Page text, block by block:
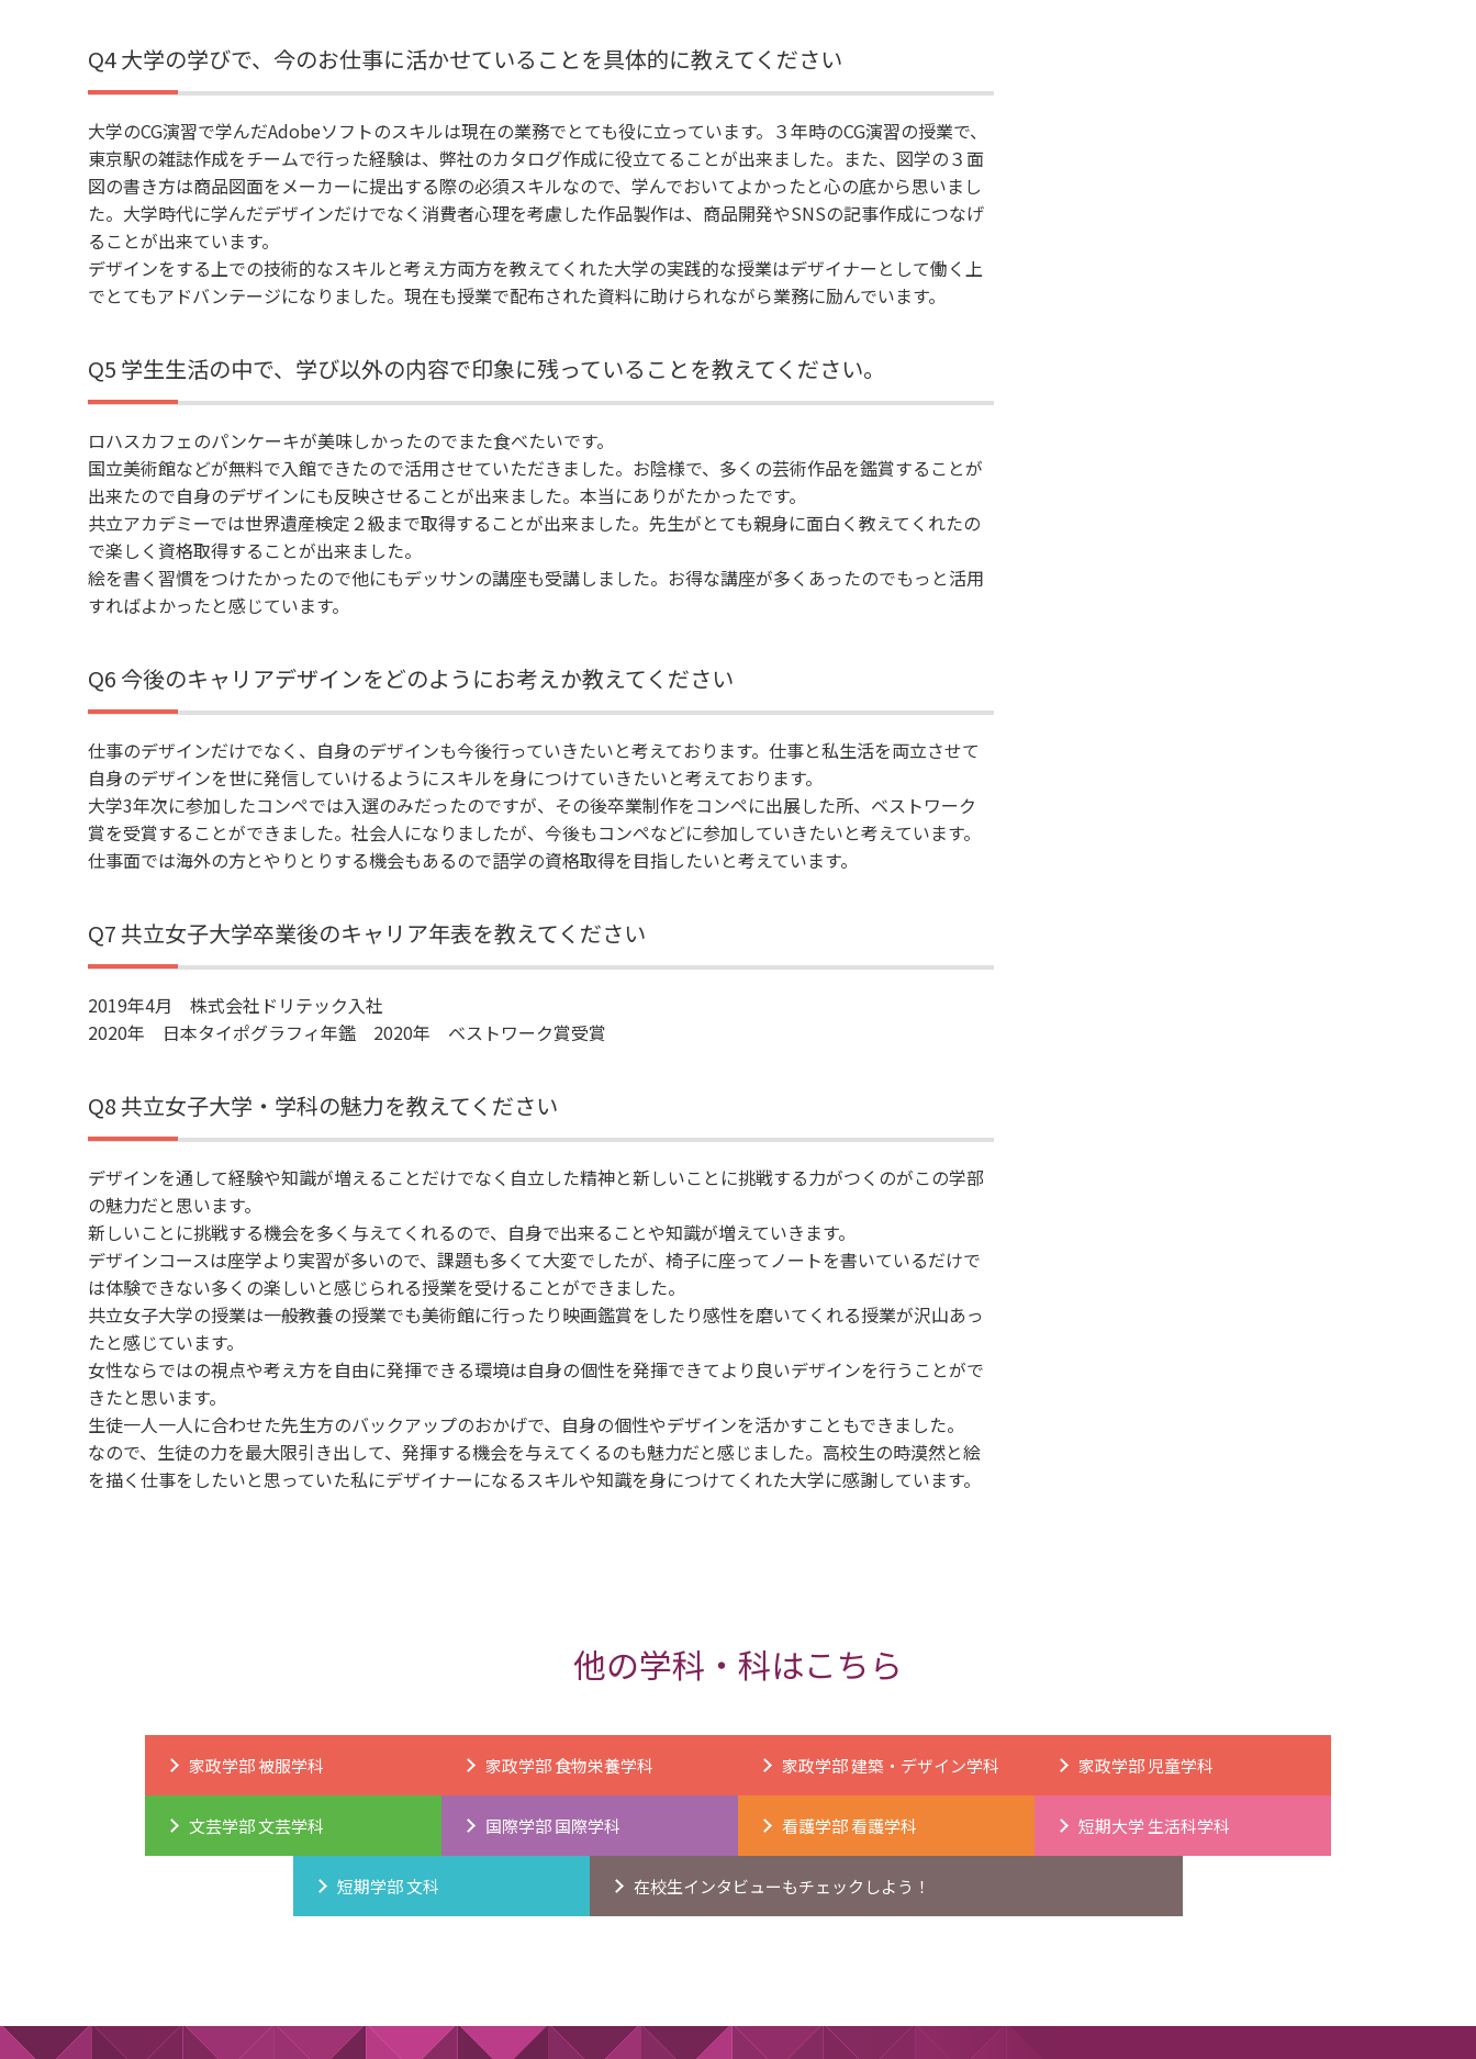
Q4 大学の学びで、今のお仕事に活かせていることを具体的に教えてください
大学のCG演習で学んだAdobeソフトのスキルは現在の業務でとても役に立っています。３年時のCG演習の授業で、
東京駅の雑誌作成をチームで行った経験は、弊社のカタログ作成に役立てることが出来ました。また、図学の３面
図の書き方は商品図面をメーカーに提出する際の必須スキルなので、学んでおいてよかったと心の底から思いまし
た。大学時代に学んだデザインだけでなく消費者心理を考慮した作品製作は、商品開発やSNSの記事作成につなげ
ることが出来ています。
デザインをする上での技術的なスキルと考え方両方を教えてくれた大学の実践的な授業はデザイナーとして働く上
でとてもアドバンテージになりました。現在も授業で配布された資料に助けられながら業務に励んでいます。
Q5 学生生活の中で、学び以外の内容で印象に残っていることを教えてください。
ロハスカフェのパンケーキが美味しかったのでまた食べたいです。
国立美術館などが無料で入館できたので活用させていただきました。お陰様で、多くの芸術作品を鑑賞することが
出来たので自身のデザインにも反映させることが出来ました。本当にありがたかったです。
共立アカデミーでは世界遺産検定２級まで取得することが出来ました。先生がとても親身に面白く教えてくれたの
で楽しく資格取得することが出来ました。
絵を書く習慣をつけたかったので他にもデッサンの講座も受講しました。お得な講座が多くあったのでもっと活用
すればよかったと感じています。
Q6 今後のキャリアデザインをどのようにお考えか教えてください
仕事のデザインだけでなく、自身のデザインも今後行っていきたいと考えております。仕事と私生活を両立させて
自身のデザインを世に発信していけるようにスキルを身につけていきたいと考えております。
大学3年次に参加したコンペでは入選のみだったのですが、その後卒業制作をコンペに出展した所、ベストワーク
賞を受賞することができました。社会人になりましたが、今後もコンペなどに参加していきたいと考えています。
仕事面では海外の方とやりとりする機会もあるので語学の資格取得を目指したいと考えています。
Q7 共立女子大学卒業後のキャリア年表を教えてください
2019年4月 株式会社ドリテック入社
2020年 日本タイポグラフィ年鑑 2020年 ベストワーク賞受賞
Q8 共立女子大学・学科の魅力を教えてください
デザインを通して経験や知識が増えることだけでなく自立した精神と新しいことに挑戦する力がつくのがこの学部
の魅力だと思います。
新しいことに挑戦する機会を多く与えてくれるので、自身で出来ることや知識が増えていきます。
デザインコースは座学より実習が多いので、課題も多くて大変でしたが、椅子に座ってノートを書いているだけで
は体験できない多くの楽しいと感じられる授業を受けることができました。
共立女子大学の授業は一般教養の授業でも美術館に行ったり映画鑑賞をしたり感性を磨いてくれる授業が沢山あっ
たと感じています。
女性ならではの視点や考え方を自由に発揮できる環境は自身の個性を発揮できてより良いデザインを行うことがで
きたと思います。
生徒一人一人に合わせた先生方のバックアップのおかげで、自身の個性やデザインを活かすこともできました。
なので、生徒の力を最大限引き出して、発揮する機会を与えてくるのも魅力だと感じました。高校生の時漠然と絵
を描く仕事をしたいと思っていた私にデザイナーになるスキルや知識を身につけてくれた大学に感謝しています。
他の学科・科はこちら
家政学部 被服学科 家政学部 食物栄養学科 家政学部 建築・デザイン学科 家政学部 児童学科
文芸学部 文芸学科 国際学部 国際学科 看護学部 看護学科 短期大学 生活科学科
短期学部 文科 在校生インタビューもチェックしよう！